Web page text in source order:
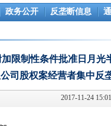
政务公开 反垄断信息
限制性条件批准日月
公司股权案经营者集中反
2017-11-24 15:01